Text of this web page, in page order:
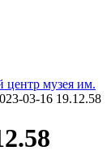
центр музея им.
03-16 19.12.58